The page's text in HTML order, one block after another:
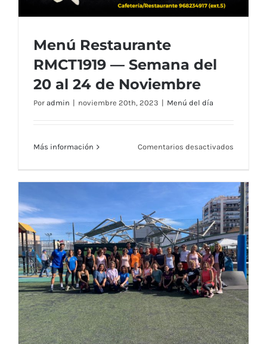
Menú Restaurante RMCT1919 — Semana
del 20 al 24 de Noviembre
Menú Restaurante
RMCT1919 — Semana del
20 al 24 de Noviembre
Por admin | noviembre 20th, 2023 | Menú del día
Más información Comentarios desactivados
RMCT1919
—
Semana
del
20
al
24
de